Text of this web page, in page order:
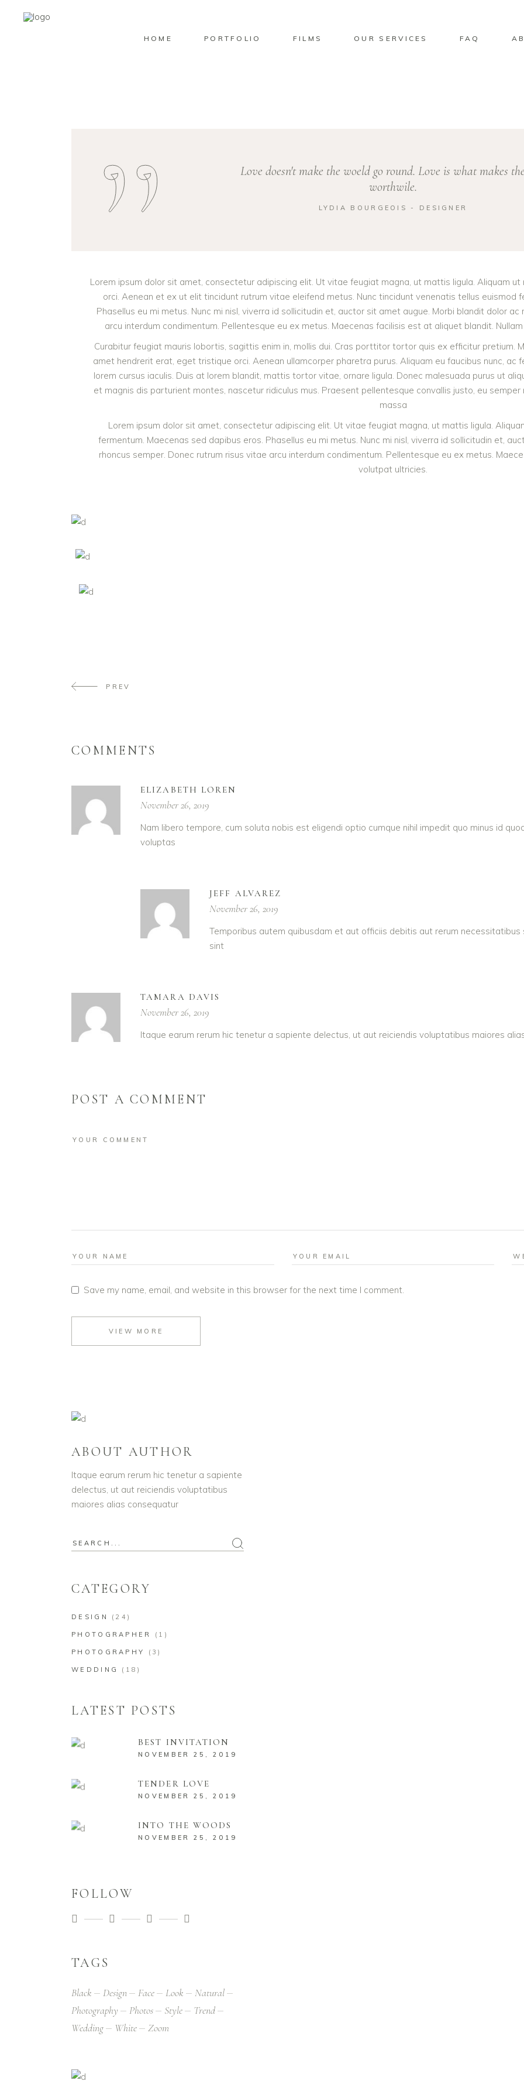
HOME PORTFOLIO FILMS OUR SERVICES FAQ
Love doesn't make the woeld go round. Love is what makes
worthwile.
LYDIA BOURGEOIS - DESIGNER
Lorem ipsum dolor sit amet, consectetur adipiscing elit. Ut vitae feugiat magna, ut mattis ligula. Aliquam
orci. Aenean et ex ut elit tincidunt rutrum vitae eleifend metus. Nunc tincidunt venenatis tellus euismod
Phasellus eu mi metus. Nunc mi nisl, viverra id sollicitudin et, auctor sit amet augue. Morbi blandit dolor
arcu interdum condimentum. Pellentesque eu ex metus. Maecenas facilisis est at aliquet blandit.
Curabitur feugiat mauris lobortis, sagittis enim in, mollis dui. Cras porttitor tortor quis ex efficitur pretium.
amet hendrerit erat, eget tristique orci. Aenean ullamcorper pharetra purus. Aliquam eu faucibus nunc, ac
lorem cursus iaculis. Duis at lorem blandit, mattis tortor vitae, ornare ligula. Donec malesuada purus ut
et magnis dis parturient montes, nascetur ridiculus mus. Praesent pellentesque convallis justo, eu
massa
Lorem ipsum dolor sit amet, consectetur adipiscing elit. Ut vitae feugiat magna, ut mattis ligula.
fermentum. Maecenas sed dapibus eros. Phasellus eu mi metus. Nunc mi nisl, viverra id sollicitudin et,
rhoncus semper. Donec rutrum risus vitae arcu interdum condimentum. Pellentesque eu ex metus.
volutpat ultricies.
PREV
COMMENTS
ELIZABETH LOREN
November 26, 2019
Nam libero tempore, cum soluta nobis est eligendi optio cumque nihil impedit quo minus id
voluptas
JEFF ALVAREZ
November 26, 2019
Temporibus autem quibusdam et aut officiis debitis aut rerum
sint
TAMARA DAVIS
November 26, 2019
Itaque earum rerum hic tenetur a sapiente delectus, ut aut reiciendis voluptatibus maiores
POST A COMMENT
Save my name, email, and website in this browser for the next time I comment.
VIEW MORE
ABOUT AUTHOR
Itaque earum rerum hic tenetur a sapiente
delectus, ut aut reiciendis voluptatibus
maiores alias consequatur
Search
CATEGORY
DESIGN (24)
PHOTOGRAPHER (1)
PHOTOGRAPHY (3)
WEDDING (18)
LATEST POSTS
BEST INVITATION
NOVEMBER 25, 2019
TENDER LOVE
NOVEMBER 25, 2019
INTO THE WOODS
NOVEMBER 25, 2019
FOLLOW
TAGS
Black Design Face Look
Natural
Photography
Photos Style
Trend
Wedding
White Zoom